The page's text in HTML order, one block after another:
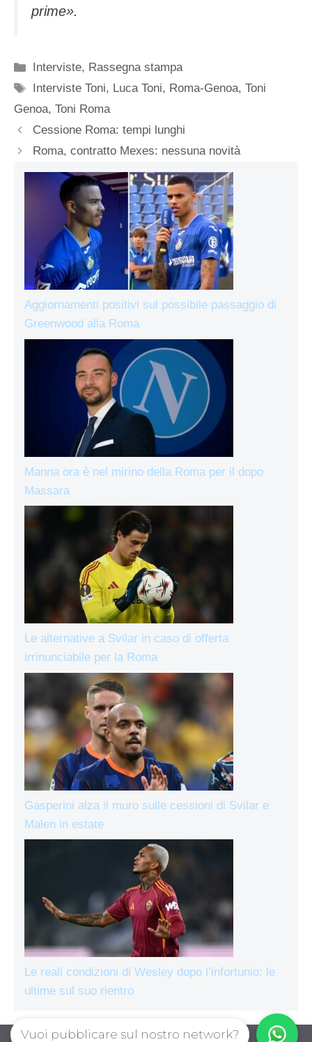
prime».
Categorie
Interviste, Rassegna stampa
Tag
Interviste Toni, Luca Toni, Roma-Genoa,Toni
Genoa, Toni Roma
Cessione Roma: tempi lunghi
Roma, contratto Mexes: nessuna novità
Aggiornamenti positivi sul possibile passaggio di
Greenwood alla Roma
Manna ora è nel mirino della Roma per il dopo
Massara
Le alternative a Svilar in caso di offerta
irrinunciabile per la Roma
Gasperini alza il muro sulle cessioni di Svilar e
Malen in estate
Le reali condizioni di Wesley dopo l’infortunio: le
ultime sul suo rientro
Vuoi pubblicare sul nostro network?